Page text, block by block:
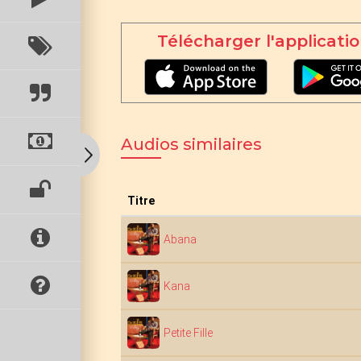
Télécharger
Audios similaires
Titre
Abana
Kana
Petite Fille